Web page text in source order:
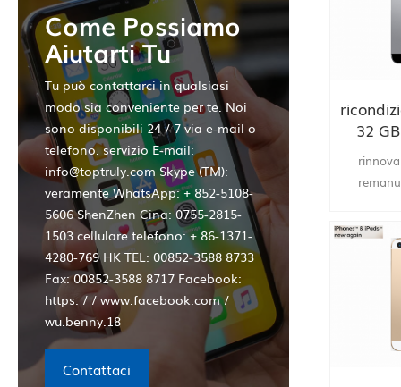
32
dalla
Come Possiamo
Aiutarti Tu
Tu può contattarci in qualsiasi
modo sia conveniente per te. Noi
sono disponibili 24 / 7 via e-mail o
telefono. servizio E-mail:
info@toptruly.com Skype (TM):
veramente WhatsApp: + 852-5108-
5606 ShenZhen Cina: 0755-2815-
1503 cellulare telefono: + 86-1371-
4280-769 HK TEL: 00852-3588 8733
Fax: 00852-3588 8717 Facebook:
https: / / www.facebook.com /
wu.benny.18
Contattaci